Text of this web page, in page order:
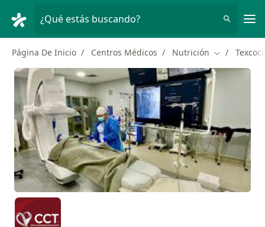
¿Qué estás buscando?
Página De Inicio Centros Médicos Nutrición Cambiar de